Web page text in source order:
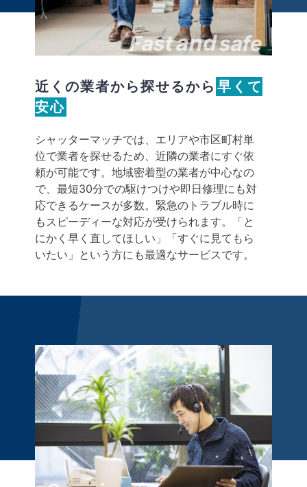
近くの業者から探せるから 早くて
安心
シャッターマッチでは、エリアや市区町村単
位で業者を探せるため、近隣の業者にすぐ依
頼が可能です。地域密着型の業者が中心なの
で、最短30分での駆けつけや即日修理にも対
応できるケースが多数。緊急のトラブル時に
もスピーディーな対応が受けられます。「と
にかく早く直してほしい」「すぐに見てもら
いたい」という方にも最適なサービスです。
Fastandsafe